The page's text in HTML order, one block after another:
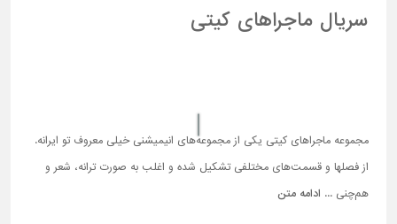
سریال ماجراهای کیتی
مجموعه ماجراهای کیتی یکی از مجموعه‌های انیمیشنی خیلی معروف تو ایرانه.
از فصلها و قسمت‌های مختلفی تشکیل شده و اغلب به صورت ترانه، شعر و
هم‌چنی ... ادامه متن